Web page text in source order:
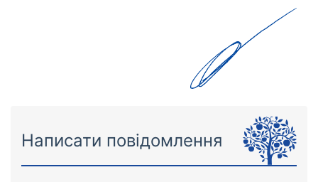
Написати повідомлення